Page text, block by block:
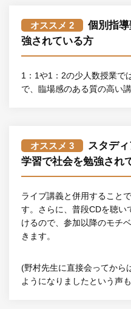
オススメ 2
個別指
強されている方
1：1や1：2の少人数授業で
で、臨場感のある質の高い
オススメ 3
スタデ
学習で社会を勉強され
ライブ講義と併用すること
す。さらに、普段CDを聴い
けるので、参加以降のモチ
きます。
(野村先生に直接会ってから
ようになりましたという声